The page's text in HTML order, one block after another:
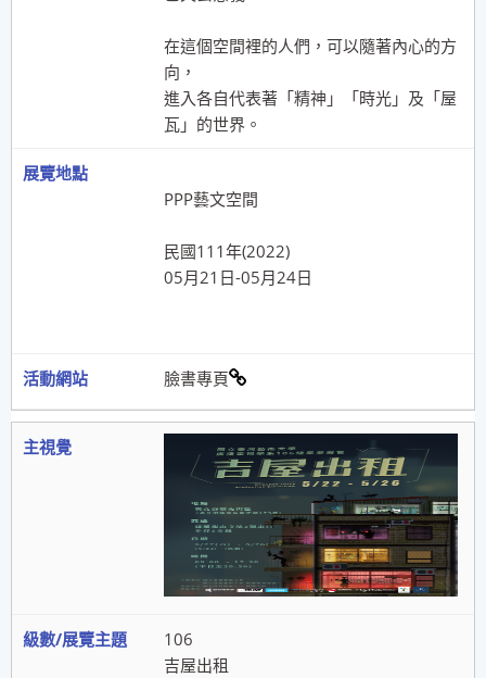
在這個空間裡的人們，可以隨著內心的方
向，
進入各自代表著「精神」「時光」及「屋
瓦」的世界。
PPP藝文空間
民國111年(2022)
05月21日-05月24日
臉書專頁
106
吉屋出租